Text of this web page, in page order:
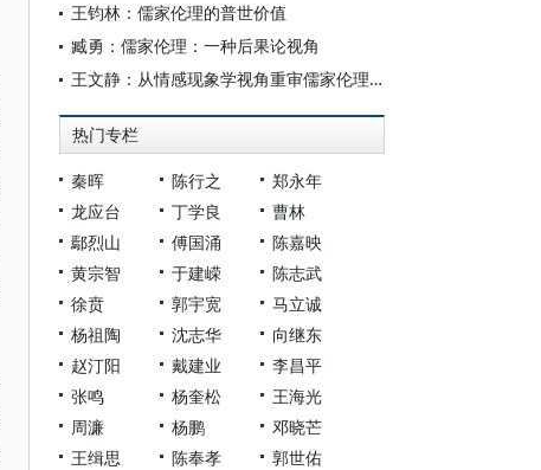
王钧林：儒家伦理的普世价值
臧勇：儒家伦理：一种后果论视角
王文静：从情感现象学视角重审儒家伦理的“结构性伪善”问题
热门专栏
秦晖 陈行之
郑永年
龙应台
丁学良
曹林
鄢烈山
傅国涌
陈嘉映
黄宗智
于建嵘
陈志武
徐贲
郭宇宽
马立诚
杨祖陶
沈志华
向继东
赵汀阳
戴建业
李昌平
张鸣
杨奎松
王海光
周濂
杨鹏
邓晓芒
王缉思
陈奉孝
郭世佑